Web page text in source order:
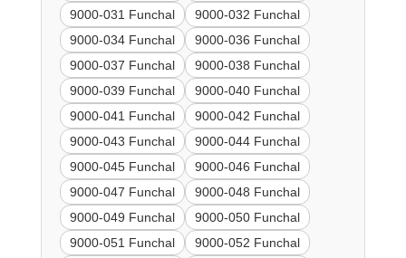
9000-031 Funchal
9000-032 Funchal
9000-034 Funchal
9000-036 Funchal
9000-037 Funchal
9000-038 Funchal
9000-039 Funchal
9000-040 Funchal
9000-041 Funchal
9000-042 Funchal
9000-043 Funchal
9000-044 Funchal
9000-045 Funchal
9000-046 Funchal
9000-047 Funchal
9000-048 Funchal
9000-049 Funchal
9000-050 Funchal
9000-051 Funchal
9000-052 Funchal